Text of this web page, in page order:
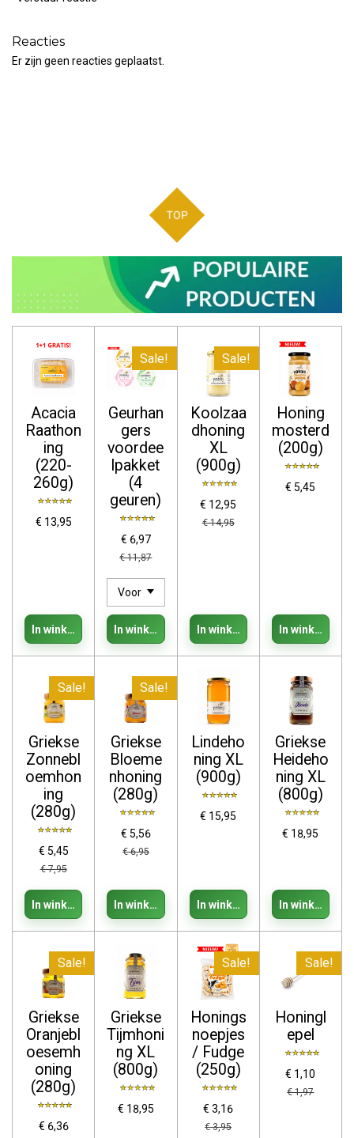
Reacties
Er zijn geen reacties geplaatst.
TOP
Acacia
Raathon
ing
(220-
260g)
€ 13,95
In winkelwagen
Sale!
Geurhan
gers
voordee
lpakket
(4
geuren)
€ 6,97
€ 11,87
In winkelwagen
Sale!
Koolzaa
dhoning
XL
(900g)
€ 12,95
€ 14,95
In winkelwagen
Honing
mosterd
(200g)
€ 5,45
In
Sale!
Griekse
Zonnebl
oemhon
ing
(280g)
€ 5,45
€ 7,95
In winkelwagen
Sale!
Griekse
Bloeme
nhoning
(280g)
€ 5,56
€ 6,95
In winkelwagen
Lindeho
ning XL
(900g)
€ 15,95
In winkelwagen
Griekse
Heideho
ning XL
(800g)
€ 18,95
In
Sale!
Griekse
Oranjebl
oesemh
oning
(280g)
€ 6,36
Griekse
Tijmhoni
ng XL
(800g)
€ 18,95
Sale!
Honings
noepjes
/ Fudge
(250g)
€ 3,16
€ 3,95
Sale!
Honingl
epel
€ 1,10
€ 1,97